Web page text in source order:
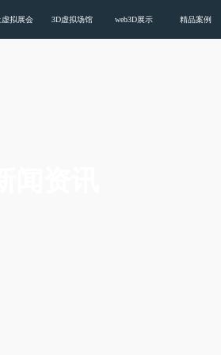
视频APP下载安装
虚拟展会 3D虚拟场馆 web3D展示 精品案例